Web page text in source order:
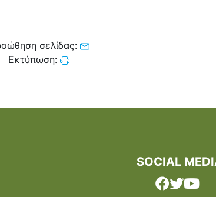
σελίδας:
Εκτύπωση:
SOCIAL